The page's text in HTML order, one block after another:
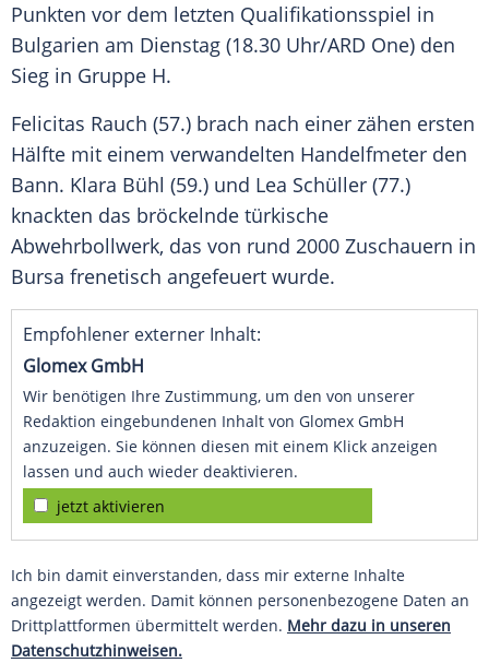
Punkten vor dem letzten Qualifikationsspiel in
Bulgarien am Dienstag (18.30 Uhr/ARD One) den
Sieg in Gruppe H.
Felicitas Rauch (57.) brach nach einer zähen ersten
Hälfte mit einem verwandelten Handelfmeter den
Bann. Klara Bühl (59.) und Lea Schüller (77.)
knackten das bröckelnde türkische
Abwehrbollwerk, das von rund 2000 Zuschauern in
Bursa frenetisch angefeuert wurde.
Empfohlener externer Inhalt:
Glomex GmbH
Wir benötigen Ihre Zustimmung, um den von unserer
Redaktion eingebundenen Inhalt von Glomex GmbH
anzuzeigen. Sie können diesen mit einem Klick anzeigen
lassen und auch wieder deaktivieren.
jetzt aktivieren
Ich bin damit einverstanden, dass mir externe Inhalte
angezeigt werden. Damit können personenbezogene Daten an
Drittplattformen übermittelt werden. Mehr dazu in unseren
Datenschutzhinweisen.